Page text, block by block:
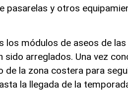
pasarelas y otros
los módulos de aseos de las
arreglados. Una vez
de la zona costera para
la llegada de la